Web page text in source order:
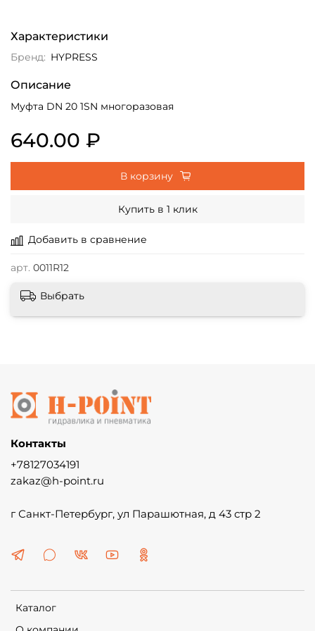
Добавить в сравнение
арт. 0011R12
Характеристики
Бренд: HYPRESS
Описание
Муфта DN 20 1SN многоразовая
640.00 ₽
В корзину
Купить в 1 клик
Выбрать
Каталог
Контакты
+78127034191
zakaz@h-point.ru
г Санкт-Петербург, ул Парашютная, д 43 стр 2